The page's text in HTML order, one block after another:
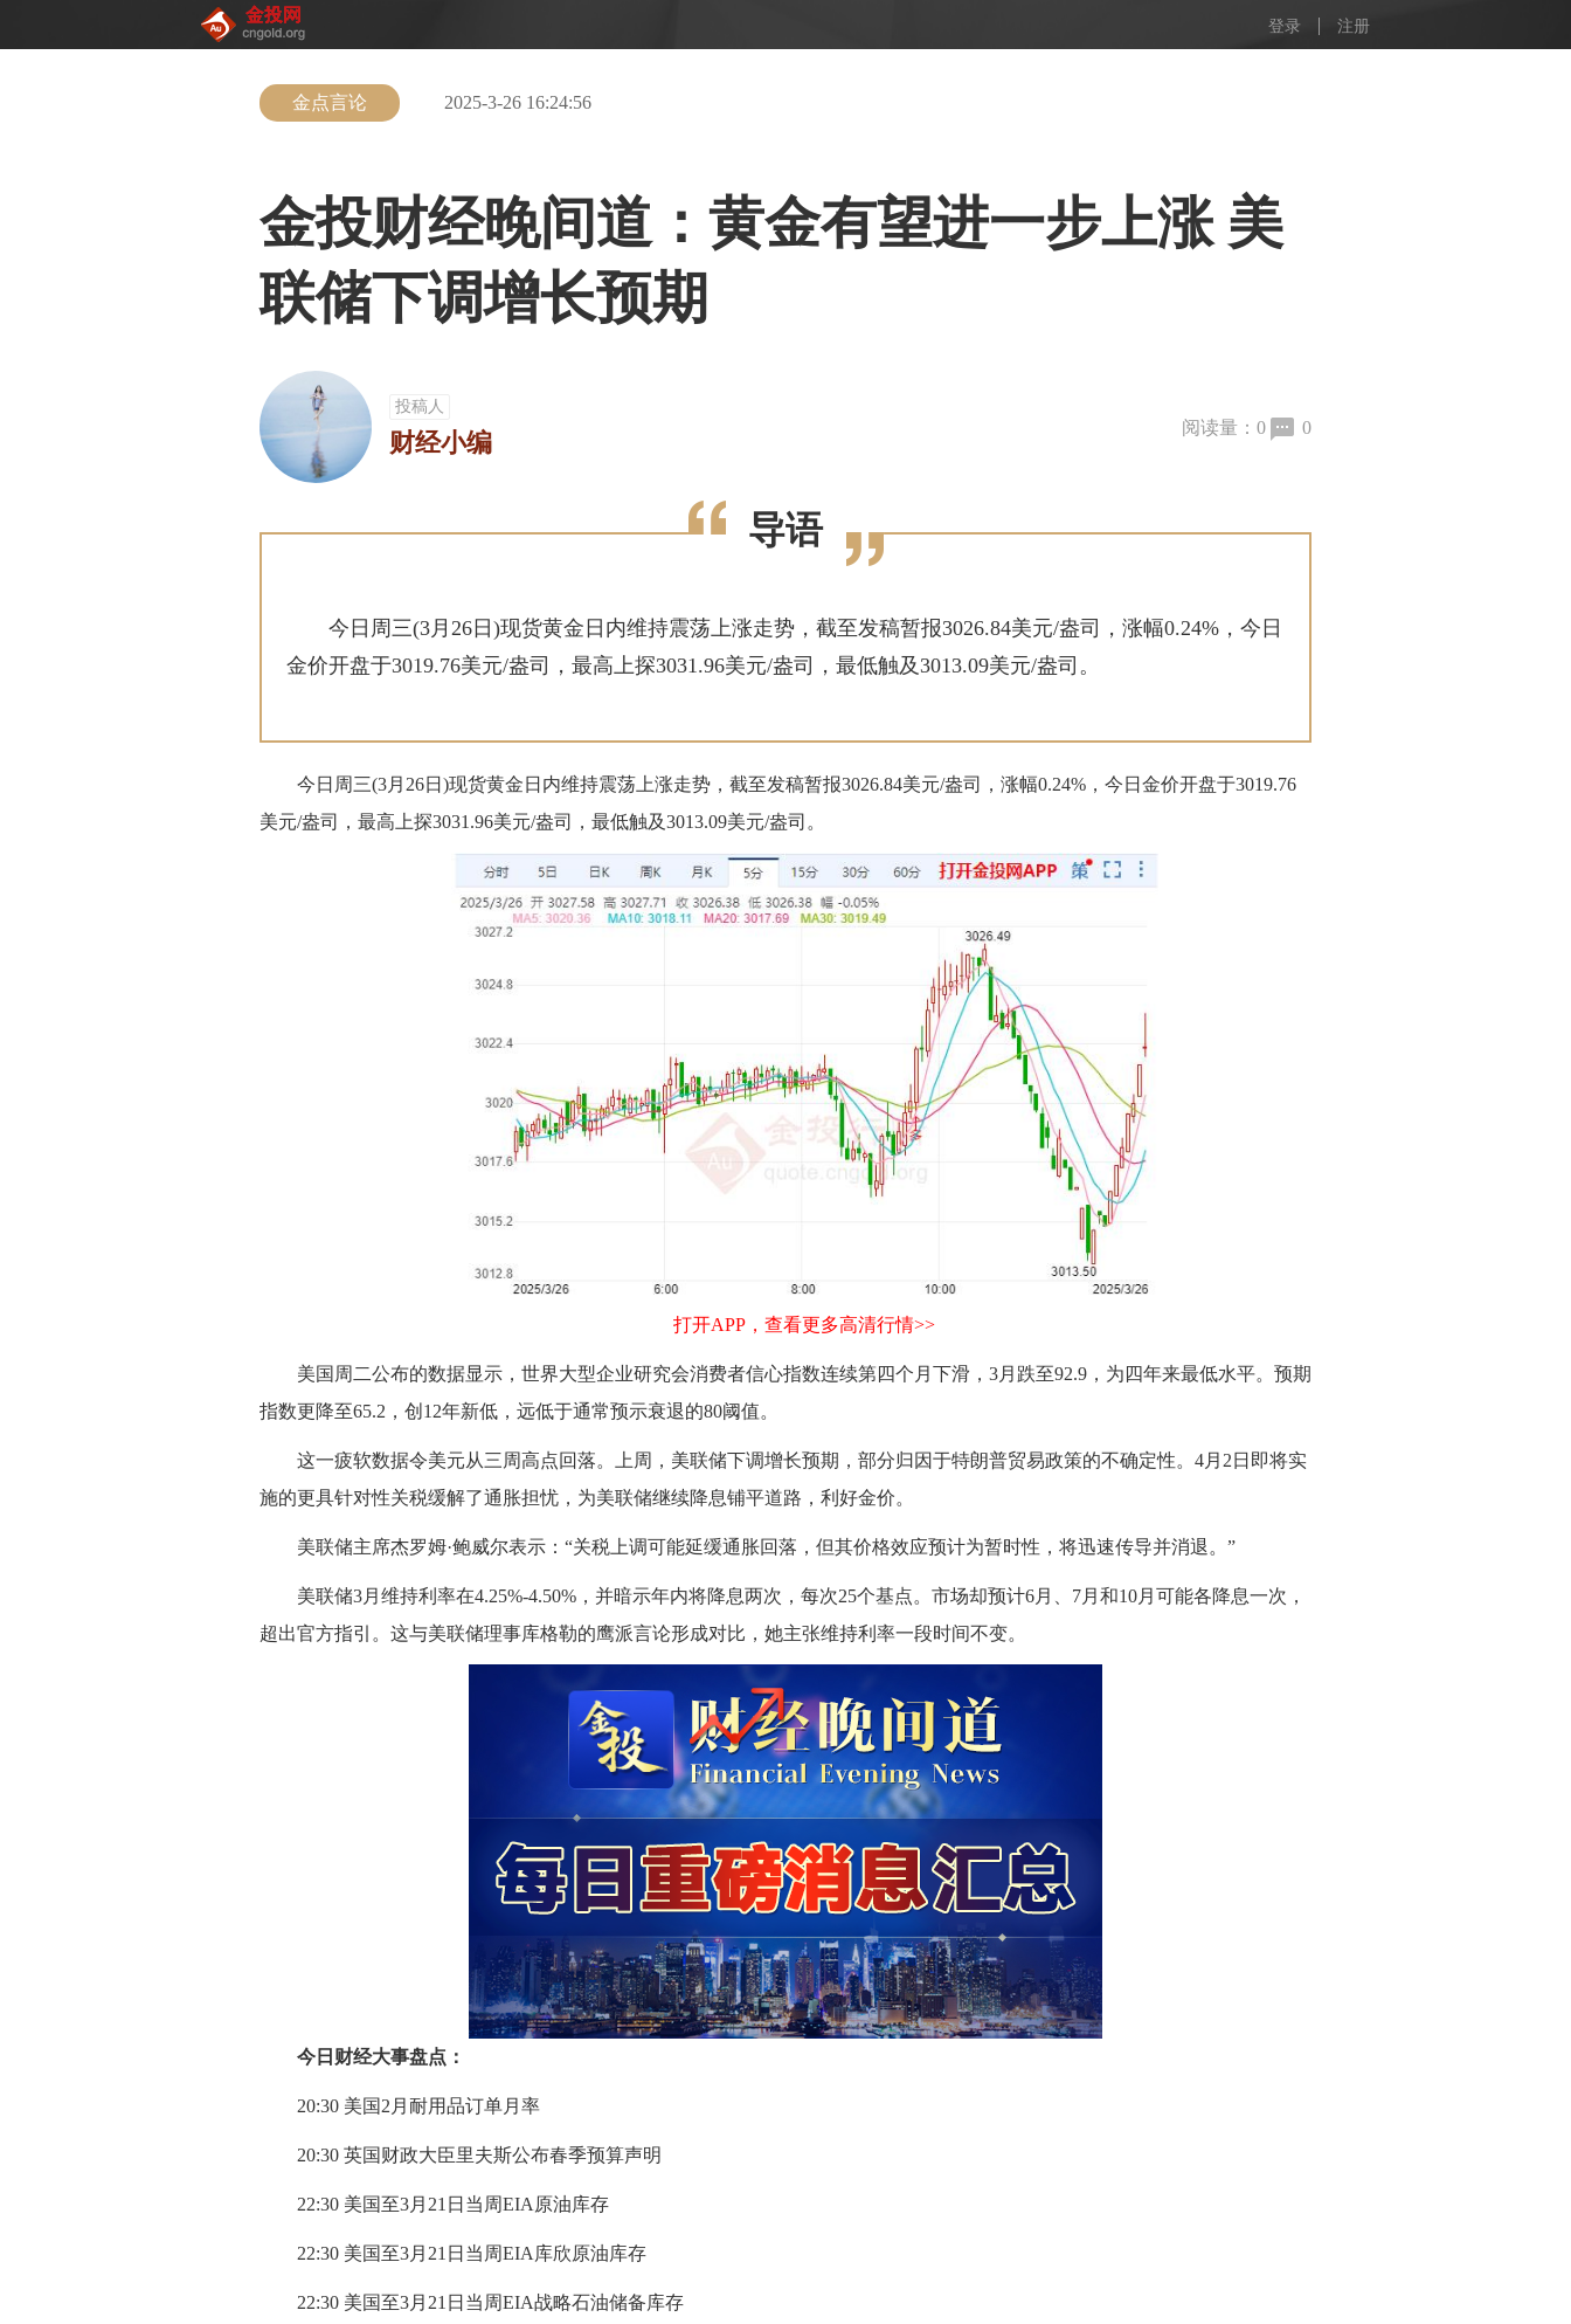
注册
登录
金点言论 2025-3-26 16:24:56
金投财经晚间道：黄金有望进一步上涨 美
联储下调增长预期
阅读量： 0 0
投稿人
财经小编
导语
今日周三(3月26日)现货黄金日内维持震荡上涨走势，截至发稿暂报3026.84美元/盎司，涨幅0.24%，今日
金价开盘于3019.76美元/盎司，最高上探3031.96美元/盎司，最低触及3013.09美元/盎司。
今日周三(3月26日)现货黄金 日内维持震荡上涨走势，截至发稿暂报3026.84美元/盎司，涨幅0.24%， 今日金价开盘于3019.76
美元/盎司，最高上探3031.96美元/盎司，最低触及3013.09美元/盎司。
打开APP，查看更多高清行情>>
美国周二公布的数据显示，世界大型企业研究会消费者信心指数连续第四个月下滑，3月跌至92.9，为四年来最低水平。预期
指数更降至65.2，创12年新低，远低于通常预示衰退的80阈值。
这一疲软数据令美元从三周高点回落。上周，美联储下调增长预期，部分归因于特朗普贸易政策的不确定性。4月2日即将实
施的更具针对性关税缓解了通胀担忧，为美联储继续降息铺平道路，利好金价。
美联储主席杰罗姆·鲍威尔表示：“关税上调可能延缓通胀回落，但其价格效应预计为暂时性，将迅速传导并消退。”
美联储3月维持利率在4.25%-4.50%，并暗示年内将降息两次，每次25个基点。市场却预计6月、7月和10月可能各降息一次，
超出官方指引。这与美联储理事库格勒的鹰派言论形成对比，她主张维持利率一段时间不变。
今日财经大事盘点：
20:30 美国2月耐用品订单月率
20:30 英国财政大臣里夫斯公布春季预算声明
22:30 美国至3月21日当周EIA原油库存
22:30 美国至3月21日当周EIA库欣原油库存
22:30 美国至3月21日当周EIA战略石油储备库存